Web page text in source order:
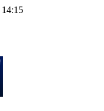
14:15